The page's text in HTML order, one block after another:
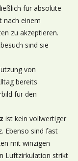
für absolute
nach einem
zu akzeptieren.
sind sie
von
bereits
für den
ist kein vollwertiger
Ebenso sind fast
mit winzigen
Luftzirkulation strikt